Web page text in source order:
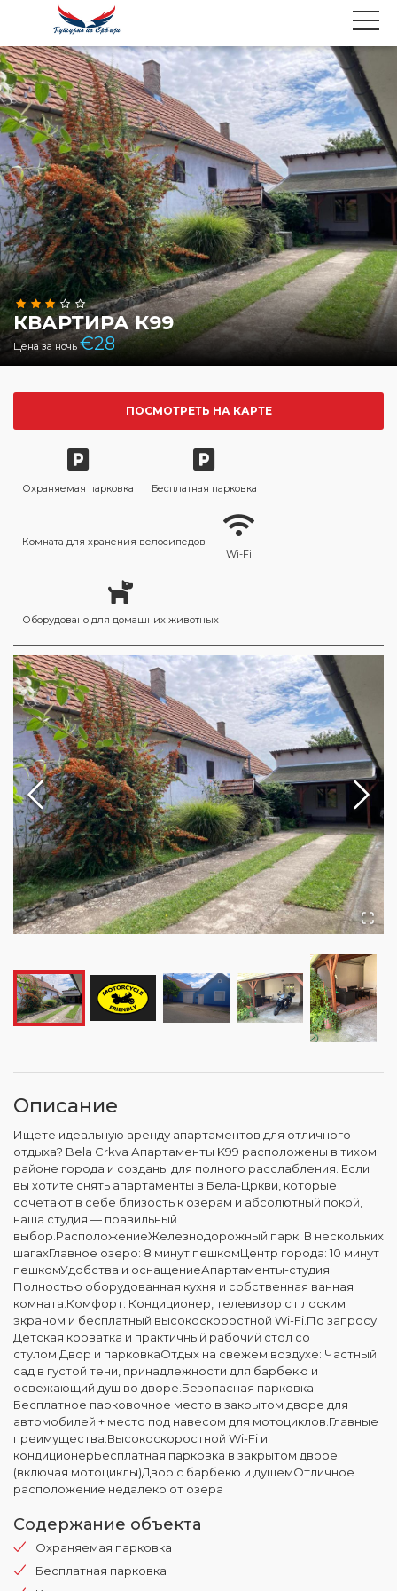
КВАРТИРА К99
Цена за ночь €28
ПОСМОТРЕТЬ НА КАРТЕ
Охраняемая парковка Бесплатная парковка
Комната для хранения велосипедов
Wi-Fi
Оборудовано для домашних животных
Описание
Ищете идеальную аренду апартаментов для отличного
отдыха? Bela Crkva Апартаменты K99 расположены в тихом
районе города и созданы для полного расслабления. Если
вы хотите снять апартаменты в Бела-Цркви, которые
сочетают в себе близость к озерам и абсолютный покой,
наша студия — правильный
выбор.РасположениеЖелезнодорожный парк: В нескольких
шагахГлавное озеро: 8 минут пешкомЦентр города: 10 минут
пешкомУдобства и оснащениеАпартаменты-студия:
Полностью оборудованная кухня и собственная ванная
комната.Комфорт: Кондиционер, телевизор с плоским
экраном и бесплатный высокоскоростной Wi-Fi.По запросу:
Детская кроватка и практичный рабочий стол со
стулом.Двор и парковкаОтдых на свежем воздухе: Частный
сад в густой тени, принадлежности для барбекю и
освежающий душ во дворе.Безопасная парковка:
Бесплатное парковочное место в закрытом дворе для
автомобилей + место под навесом для мотоциклов.Главные
преимущества:Высокоскоростной Wi-Fi и
кондиционерБесплатная парковка в закрытом дворе
(включая мотоциклы)Двор с барбекю и душемОтличное
расположение недалеко от озера
Содержание объекта
Охраняемая парковка
Бесплатная парковка